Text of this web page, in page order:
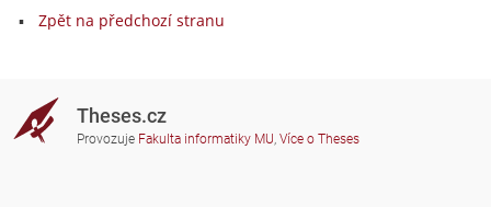
Zpět na předchozí stranu
Theses.cz
Provozuje Fakulta informatiky MU, Více o Theses